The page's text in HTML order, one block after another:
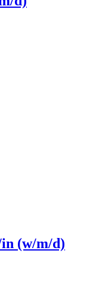
(w/m/d)